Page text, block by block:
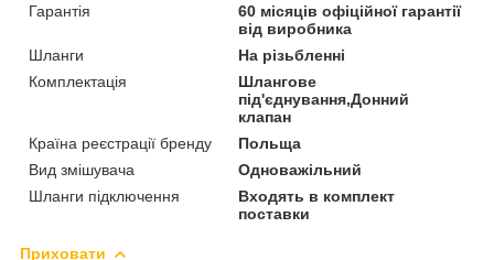
Гарантія
60 місяців офіційної гарантії
від виробника
Шланги
На різьбленні
Комплектація
Шлангове
під'єднування,Донний
клапан
Країна реєстрації бренду
Польща
Вид змішувача
Одноважільний
Шланги підключення
Входять в комплект
поставки
Приховати